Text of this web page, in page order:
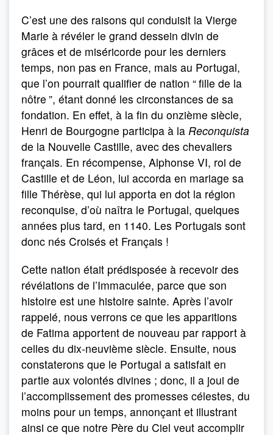
C’est une des raisons qui conduisit la Vierge
Marie à révéler le grand dessein divin de
grâces et de miséricorde pour les derniers
temps, non pas en France, mais au Portugal,
que l’on pourrait qualifier de nation “fille de la
nôtre ”, étant donné les circonstances de sa
fondation. En effet, à la fin du onzième siècle,
Henri de Bourgogne participa à la Reconquista
de la Nouvelle Castille, avec des chevaliers
français. En récompense, Alphonse VI, roi de
Castille et de Léon, lui accorda en mariage sa
fille Thérèse, qui lui apporta en dot la région
reconquise, d’où naîtra le Portugal, quelques
années plus tard, en 1140. Les Portugais sont
donc nés Croisés et Français !
Cette nation était prédisposée à recevoir des
révélations de l’Immaculée, parce que son
histoire est une histoire sainte. Après l’avoir
rappelé, nous verrons ce que les apparitions
de Fatima apportent de nouveau par rapport à
celles du dix-neuvième siècle. Ensuite, nous
constaterons que le Portugal a satisfait en
partie aux volontés divines ; donc, il a joui de
l’accomplissement des promesses célestes, du
moins pour un temps, annonçant et illustrant
ainsi ce que notre Père du Ciel veut accomplir